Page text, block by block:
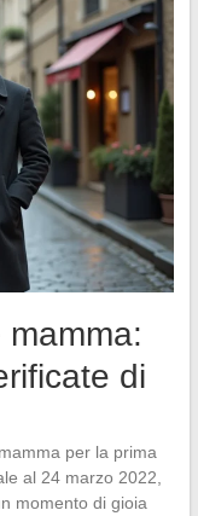
di
per la prima
al 24 marzo 2022,
momento di gioia